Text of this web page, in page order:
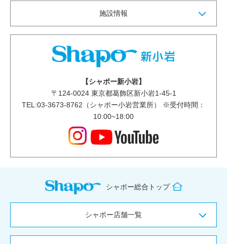
施設情報
【シャポー新小岩】
〒 124-0024東京都葛飾区新小岩1-45-1
TEL:03-3673-8762（シャポー小岩営業所） ※受付時間：
10:00~18:00
シャポー総合トップ
シャポー店舗一覧